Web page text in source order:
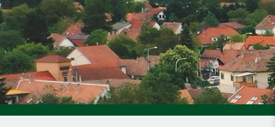
Hírek []